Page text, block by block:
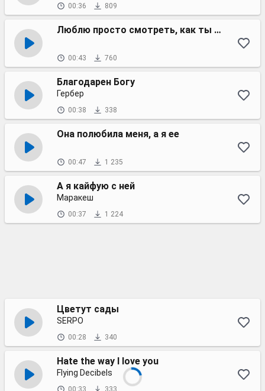
00:36 809
Люблю просто смотреть, как ты смеёшься
00:43 760
Благодарен Богу
Гербер
00:38 338
Она полюбила меня, а я ее
00:47 1 235
А я кайфую с ней
Маракеш
00:37 1 224
Цветут сады
SERPO
00:28 340
Hate the way I love you
Flying Decibels
00:33 333